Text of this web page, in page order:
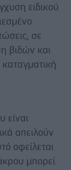
ειδικού
σε
βιδών και
είναι
απειλούν
οφείλεται
μπορεί